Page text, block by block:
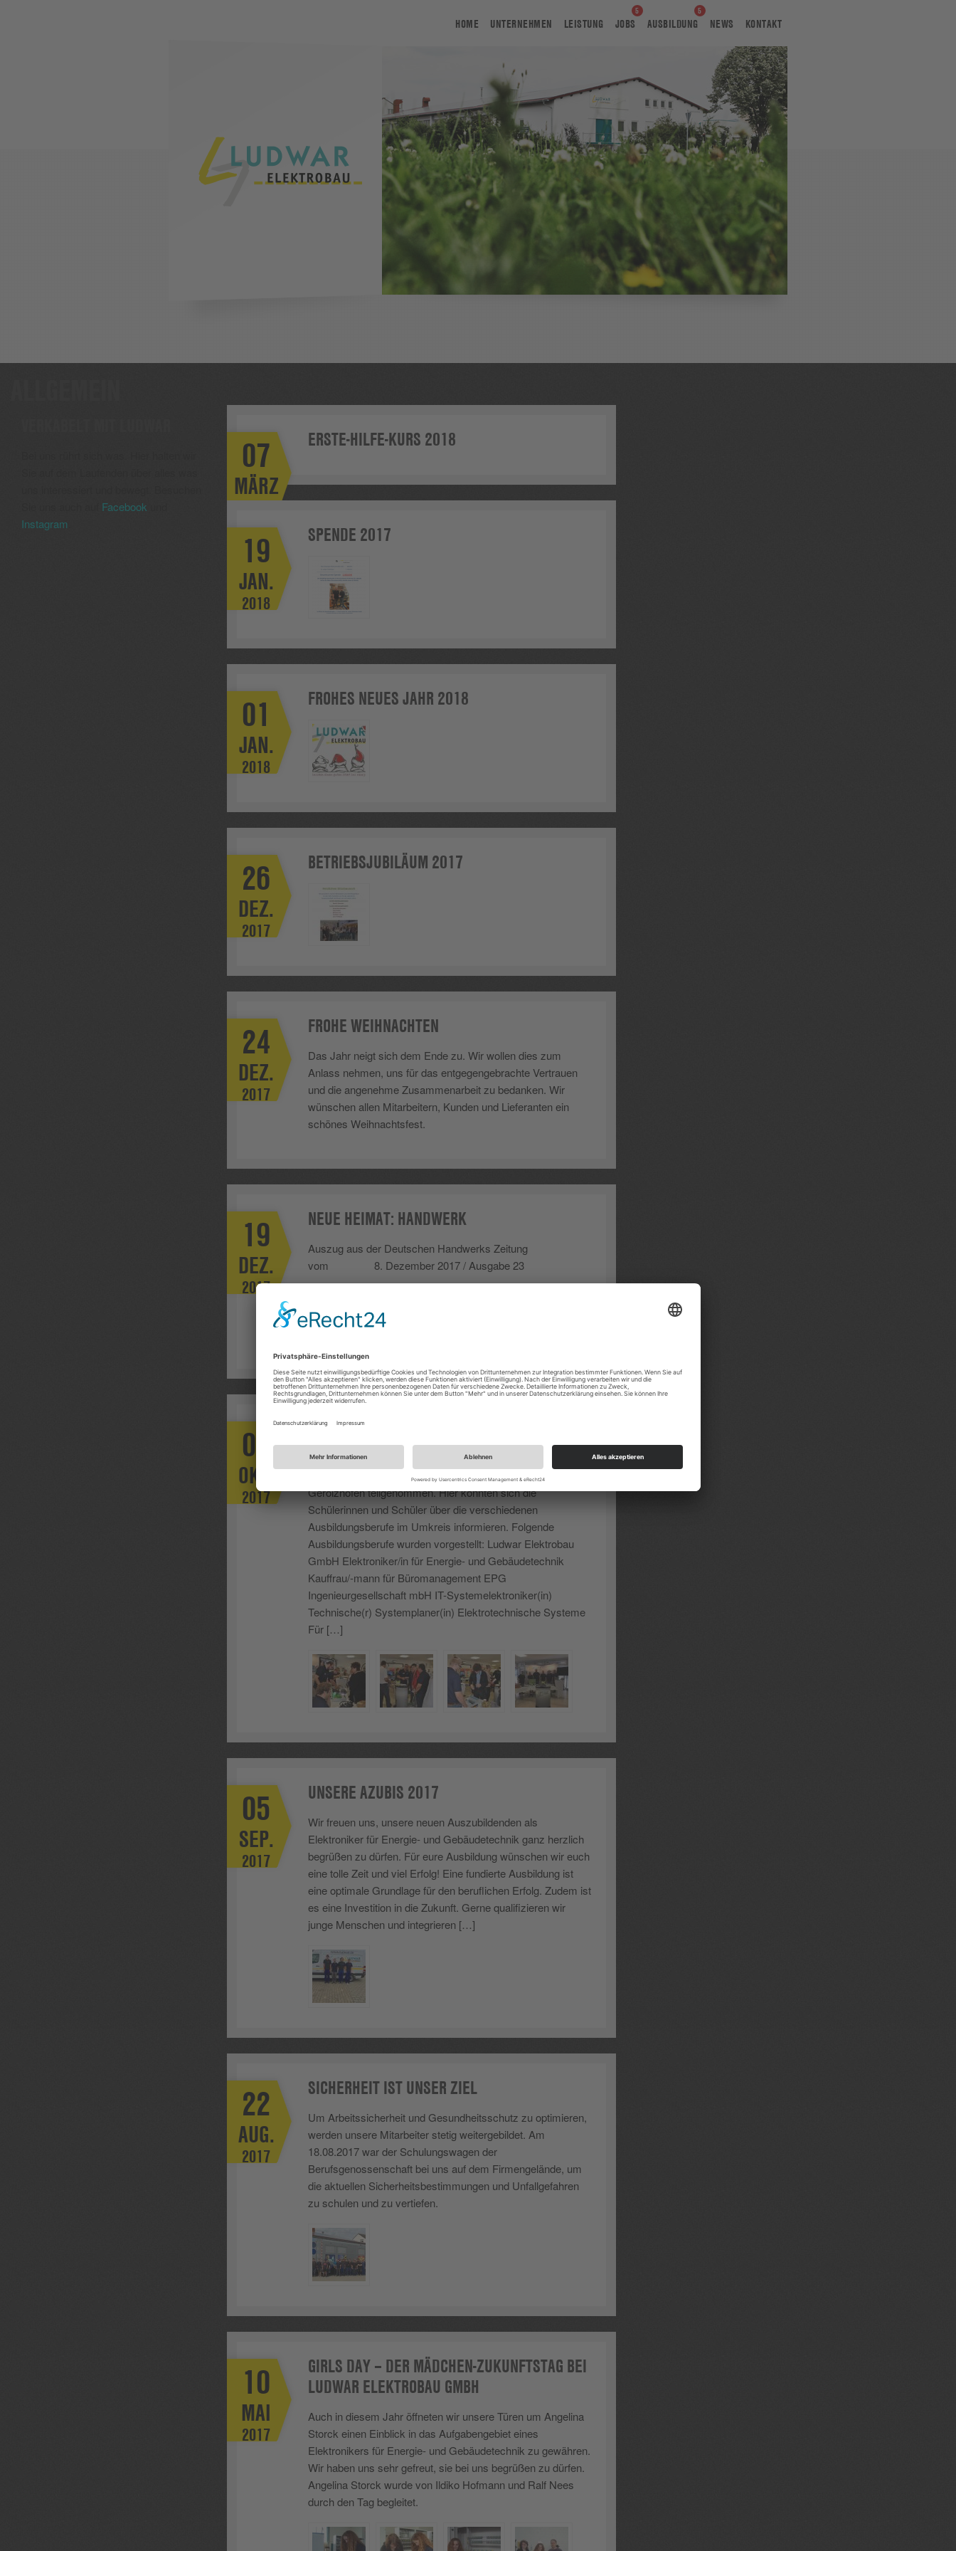
HOME UNTERNEHMEN LEISTUNG JOBS AUSBILDUNG NEWS KONTAKT
Facebook
Instagram
ERSTE-HILFE-KURS 2018
07
MÄRZ
2018
SPENDE 2017
19
JAN.
2018
FROHES NEUES JAHR 2018
01
JAN.
2018
BETRIEBSJUBILÄUM 2017
26
DEZ.
2017
FROHE WEIHNACHTEN
Das Jahr neigt sich dem Ende zu. Wir wollen dies zum
Anlass nehmen, uns für das entgegengebrachte Vertrauen
und die angenehme Zusammenarbeit zu bedanken. Wir
wünschen allen Mitarbeitern, Kunden und Lieferanten ein
schönes Weihnachtsfest.
24
DEZ.
2017
NEUE HEIMAT: HANDWERK
Auszug aus der Deutschen Handwerks Zeitung
vom 8. Dezember 2017 / Ausgabe 23
19
DEZ.
2017
AUSBILDUNGSMESSE 2017
Auch in diesem Jahr haben wir an der Ausbildungs- und
Freiwilligenmesse in der Ludwig-Derlerth-Realschule in
Gerolzhofen teilgenommen. Hier konnten sich die
Schülerinnen und Schüler über die verschiedenen
Ausbildungsberufe im Umkreis informieren. Folgende
Ausbildungsberufe wurden vorgestellt: Ludwar Elektrobau
GmbH Elektroniker/in für Energie- und Gebäudetechnik
Kauffrau/-mann für Büromanagement EPG
Ingenieurgesellschaft mbH IT-Systemelektroniker(in)
Technische(r) Systemplaner(in) Elektrotechnische Systeme
Für […]
04
OKT.
2017
UNSERE AZUBIS 2017
Wir freuen uns, unsere neuen Auszubildenden als
Elektroniker für Energie- und Gebäudetechnik ganz herzlich
begrüßen zu dürfen. Für eure Ausbildung wünschen wir euch
eine tolle Zeit und viel Erfolg! Eine fundierte Ausbildung ist
eine optimale Grundlage für den beruflichen Erfolg. Zudem ist
es eine Investition in die Zukunft. Gerne qualifizieren wir
junge Menschen und integrieren […]
05
SEP.
2017
SICHERHEIT IST UNSER ZIEL
Um Arbeitssicherheit und Gesundheitsschutz zu optimieren,
werden unsere Mitarbeiter stetig weitergebildet. Am
18.08.2017 war der Schulungswagen der
Berufsgenossenschaft bei uns auf dem Firmengelände, um
die aktuellen Sicherheitsbestimmungen und Unfallgefahren
zu schulen und zu vertiefen.
22
AUG.
2017
GIRLS DAY – DER MÄDCHEN-ZUKUNFTSTAG BEI
LUDWAR ELEKTROBAU GMBH
Auch in diesem Jahr öffneten wir unsere Türen um Angelina
Storck einen Einblick in das Aufgabengebiet eines
Elektronikers für Energie- und Gebäudetechnik zu gewähren.
Wir haben uns sehr gefreut, sie bei uns begrüßen zu dürfen.
Angelina Storck wurde von Ildiko Hofmann und Ralf Nees
durch den Tag begleitet.
10
MAI
2017